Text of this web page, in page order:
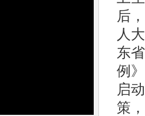
后
人
东
例
启
策